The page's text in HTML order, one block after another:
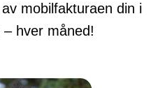
mobilfakturaen din i
hver måned!